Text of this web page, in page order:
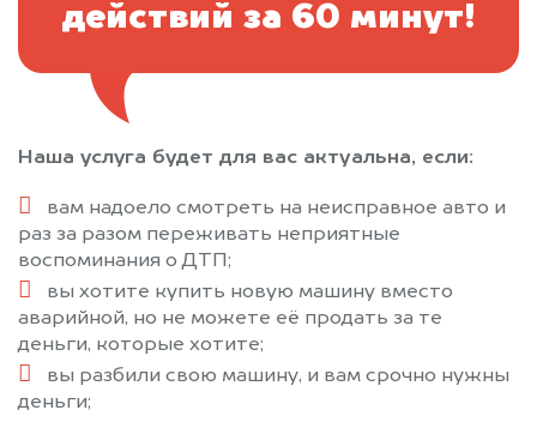
действий за 60 минут!
Наша услуга будет для вас актуальна, если:
вам надоело смотреть на неисправное авто и
раз за разом переживать неприятные
воспоминания о ДТП;
вы хотите купить новую машину вместо
аварийной, но не можете её продать за те
деньги, которые хотите;
вы разбили свою машину, и вам срочно нужны
деньги;